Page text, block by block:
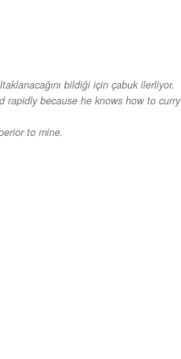
bildiği için çabuk ilerliyor.
rapidly because he knows how to curry
to mine.